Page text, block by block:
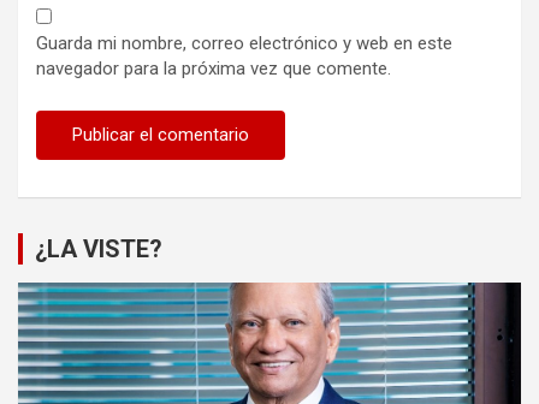
Guarda mi nombre, correo electrónico y web en este
navegador para la próxima vez que comente.
¿LA VISTE?